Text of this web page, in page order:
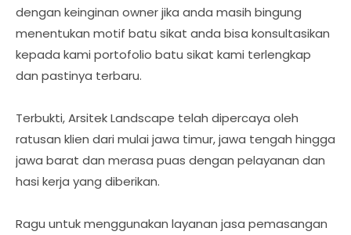
dengan keinginan owner jika anda masih bingung
menentukan motif batu sikat anda bisa konsultasikan
kepada kami portofolio batu sikat kami terlengkap
dan pastinya terbaru.
Terbukti, Arsitek Landscape telah dipercaya oleh
ratusan klien dari mulai jawa timur, jawa tengah hingga
jawa barat dan merasa puas dengan pelayanan dan
hasi kerja yang diberikan.
Ragu untuk menggunakan layanan jasa pemasangan